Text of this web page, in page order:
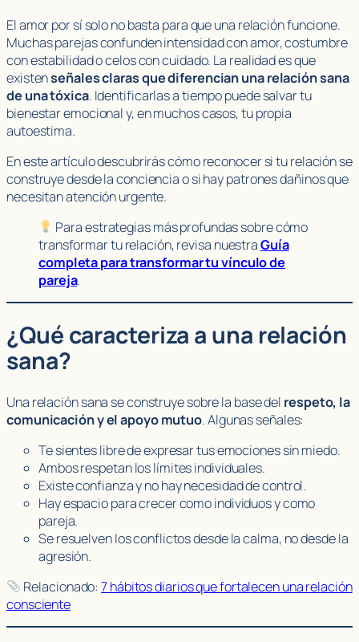
El amor por sí solo no basta para que una relación funcione.
Muchas parejas confunden intensidad con amor, costumbre
con estabilidad o celos con cuidado. La realidad es que
existenseñales claras que diferencian una relación sana
de una tóxica. Identificarlas a tiempo puede salvar tu
bienestar emocional y, en muchos casos, tu propia
autoestima.
En este artículo descubrirás cómo reconocer si tu relación se
construye desde la conciencia o si hay patrones dañinos que
necesitan atención urgente.
Para estrategias más profundas sobre cómo
transformar tu relación, revisa nuestraGuía
completa para transformar tu vínculo de
pareja.
¿Qué caracteriza a una relación
sana?
Una relación sana se construye sobre la base del respeto, la
comunicación y el apoyo mutuo. Algunas señales:
Te sientes libre de expresar tus emociones sin miedo.
Ambos respetan los límites individuales.
Existe confianza y no hay necesidad de control.
Hay espacio para crecer como individuos y como
pareja.
Se resuelven los conflictos desde la calma, no desde la
agresión.
Relacionado: 7 hábitos diarios que fortalecen una relación
consciente